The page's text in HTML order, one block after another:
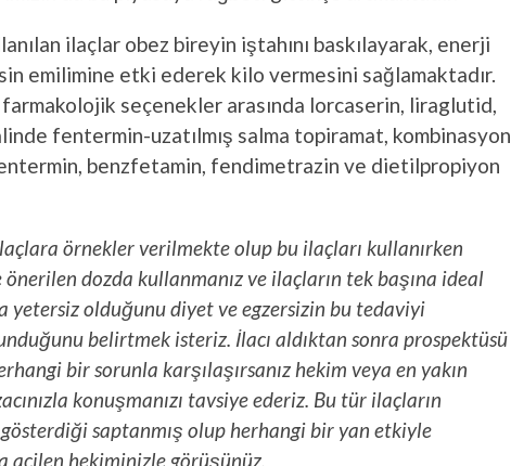
ilaçlar obez bireyin iştahını baskılayarak, enerji
emilimine etki ederek kilo vermesini sağlamaktadır.
seçenekler arasında lorcaserin, liraglutid,
fentermin-uzatılmış salma topiramat, kombinasyon
benzfetamin, fendimetrazin ve dietilpropiyon
örnekler verilmekte olup bu ilaçları kullanırken
dozda kullanmanız ve ilaçların tek başına ideal
yetersiz olduğunu diyet ve egzersizin bu tedaviyi
belirtmek isteriz. İlacı aldıktan sonra prospektüsü
bir sorunla karşılaşırsanız hekim veya en yakın
konuşmanızı tavsiye ederiz. Bu tür ilaçların
saptanmış olup herhangi bir yan etkiyle
acilen hekiminizle görüşünüz.